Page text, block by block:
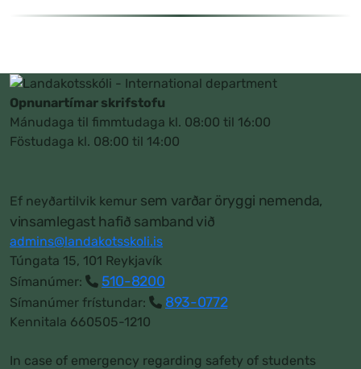
Opnunartímar skrifstofu
Mánudaga til fimmtudaga kl. 08:00 til 16:00
Föstudaga kl. 08:00 til 14:00
Ef neyðartilvik kemur sem varðar öryggi nemenda,
vinsamlegast hafið samband við
admins@landakotsskoli.is
Túngata 15, 101 Reykjavík
Símanúmer:
510-8200
Símanúmer frístundar: 893-0772
Kennitala 660505-1210
In case of emergency regarding safety of students